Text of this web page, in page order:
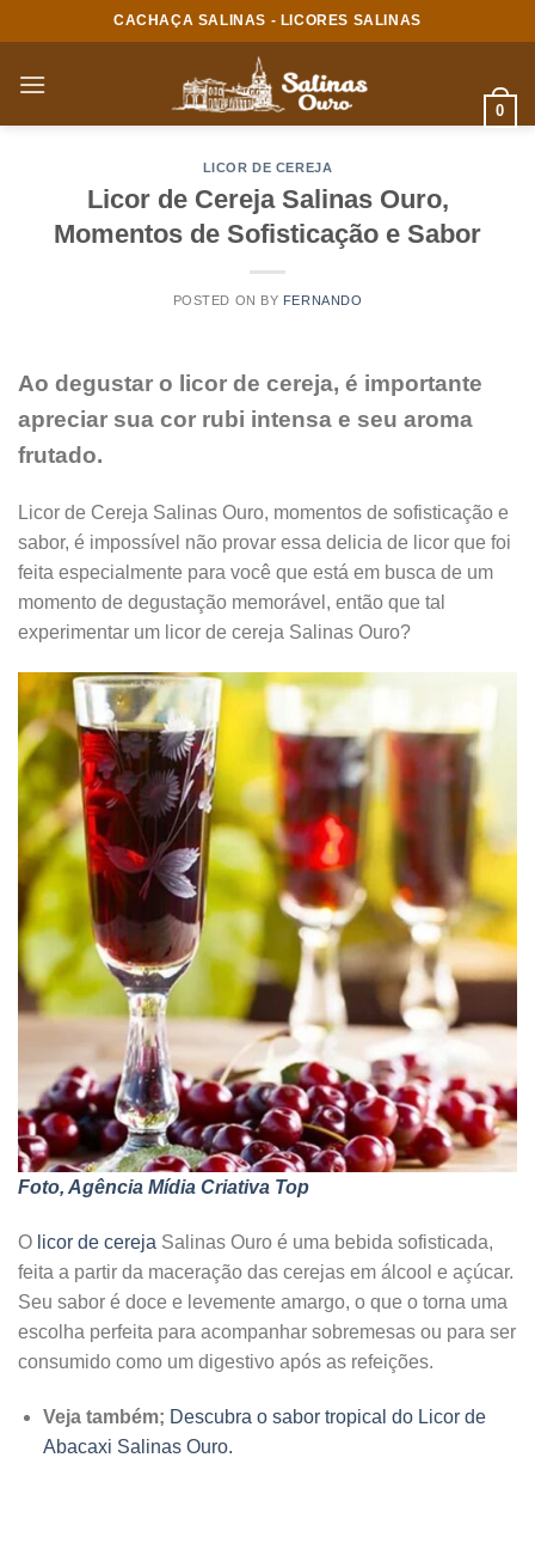
CACHAÇA SALINAS - LICORES SALINAS
0
LICOR DE CEREJA
Licor de Cereja Salinas Ouro,
Momentos de Sofisticação e Sabor
POSTED ON BY FERNANDO
Ao degustar o licor de cereja, é importante
apreciar sua cor rubi intensa e seu aroma
frutado.
Licor de Cereja Salinas Ouro, momentos de sofisticação e
sabor, é impossível não provar essa delicia de licor que foi
feita especialmente para você que está em busca de um
momento de degustação memorável, então que tal
experimentar um licor de cereja Salinas Ouro?
Foto, Agência Mídia Criativa Top
O licor de cereja Salinas Ouro é uma bebida sofisticada,
feita a partir da maceração das cerejas em álcool e açúcar.
Seu sabor é doce e levemente amargo, o que o torna uma
escolha perfeita para acompanhar sobremesas ou para ser
consumido como um digestivo após as refeições.
Veja também; Descubra o sabor tropical do Licor de
Abacaxi Salinas Ouro.